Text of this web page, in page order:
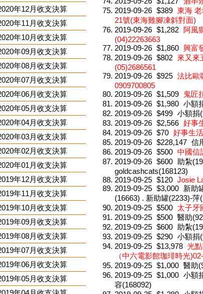
年12月收支決算
年11月收支決算
年10月收支決算
年09月收支決算
年08月收支決算
年07月收支決算
年06月收支決算
年05月收支決算
年04月收支決算
年03月收支決算
年02月收支決算
年01月收支決算
年12月收支決算
年11月收支決算
年10月收支決算
年09月收支決算
年08月收支決算
年07月收支決算
年06月收支決算
年05月收支決算
2019-09-26 $389 東海
21號(東海雞腳凍斜對面)
2019-09-26 $1,282
阿風
(04)22263663
2019-09-26 $1,860 興富
2019-09-26 $802 來又來
(05)2686561
2019-09-26 $925 法比歐
0909700805
2019-09-26 $1,509
鬼匠
2019-09-26 $1,980 小額
2019-09-26 $499 小額捐
2019-09-26 $2,566 好事
2019-09-26 $70 好事生
2019-09-26 $228,147 信
2019-09-26 $500 中國信
2019-09-26 $600 助紮
goldcashcats(168123)
2019-09-25 $120 Josie
2019-09-25 $3,000
新助
(16663) . 新助罐(2233)-萍
2019-09-25 $500
太子牙
2019-09-25 $500 醫助
2019-09-25 $600 助紮
2019-09-25 $290 小額捐
2019-09-25 $13,978 光
（中六電影館珈琲時光
2019-09-25 $1,000 醫助
2019-09-25 $1,000 小額
容(168092)